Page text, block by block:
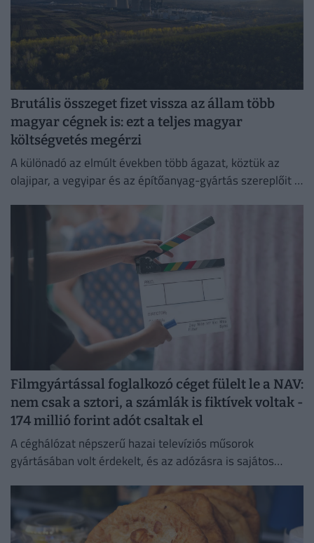
Brutális összeget fizet vissza az állam több
magyar cégnek is: ezt a teljes magyar
költségvetés megérzi
A különadó az elmúlt években több ágazat, köztük az
olajipar, a vegyipar és az építőanyag-gyártás szereplőit is
Filmgyártással foglalkozó céget fülelt le a NAV:
nem csak a sztori, a számlák is fiktívek voltak -
174 millió forint adót csaltak el
A céghálózat népszerű hazai televíziós műsorok
gyártásában volt érdekelt, és az adózásra is sajátos